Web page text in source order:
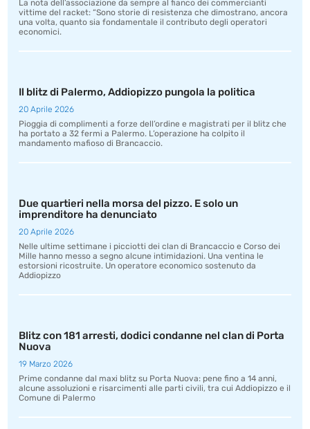
La nota dell’associazione da sempre al fianco dei commercianti
vittime del racket: “Sono storie di resistenza che dimostrano, ancora
una volta, quanto sia fondamentale il contributo degli operatori
economici.
Il blitz di Palermo, Addiopizzo pungola la politica
20 Aprile 2026
Pioggia di complimenti a forze dell’ordine e magistrati per il blitz che
ha portato a 32 fermi a Palermo. L’operazione ha colpito il
mandamento mafioso di Brancaccio.
Due quartieri nella morsa del pizzo. E solo un
imprenditore ha denunciato
20 Aprile 2026
Nelle ultime settimane i picciotti dei clan di Brancaccio e Corso dei
Mille hanno messo a segno alcune intimidazioni. Una ventina le
estorsioni ricostruite. Un operatore economico sostenuto da
Addiopizzo
Blitz con 181 arresti, dodici condanne nel clan di Porta
Nuova
19 Marzo 2026
Prime condanne dal maxi blitz su Porta Nuova: pene fino a 14 anni,
alcune assoluzioni e risarcimenti alle parti civili, tra cui Addiopizzo e il
Comune di Palermo